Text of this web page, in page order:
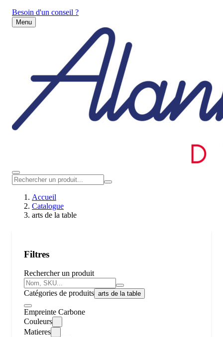
Besoin d'un conseil ?
Menu
Accueil
Catalogue
arts de la table
Filtres
Rechercher un produit
Catégories de produits arts de la table
Empreinte Carbone
Couleurs
Matieres